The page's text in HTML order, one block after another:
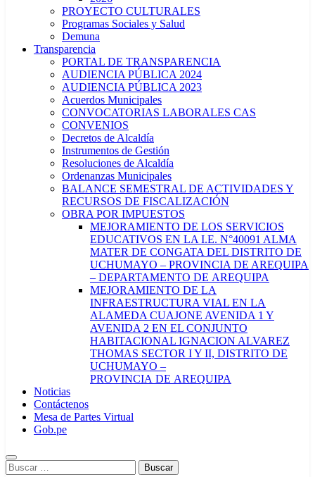
PROYECTO CULTURALES
Programas Sociales y Salud
Demuna
Transparencia
PORTAL DE TRANSPARENCIA
AUDIENCIA PÚBLICA 2024
AUDIENCIA PÚBLICA 2023
Acuerdos Municipales
CONVOCATORIAS LABORALES CAS
CONVENIOS
Decretos de Alcaldía
Instrumentos de Gestión
Resoluciones de Alcaldía
Ordenanzas Municipales
BALANCE SEMESTRAL DE ACTIVIDADES Y
RECURSOS DE FISCALIZACIÓN
OBRA POR IMPUESTOS
MEJORAMIENTO DE LOS SERVICIOS
EDUCATIVOS EN LA I.E. N°40091 ALMA
MATER DE CONGATA DEL DISTRITO DE
UCHUMAYO – PROVINCIA DE AREQUIPA
– DEPARTAMENTO DE AREQUIPA
MEJORAMIENTO DE LA
INFRAESTRUCTURA VIAL EN LA
ALAMEDA CUAJONE AVENIDA 1 Y
AVENIDA 2 EN EL CONJUNTO
HABITACIONAL IGNACION ALVAREZ
THOMAS SECTOR I Y II, DISTRITO DE
UCHUMAYO –
PROVINCIA DE AREQUIPA
Noticias
Contáctenos
Mesa de Partes Virtual
Gob.pe
Buscar: